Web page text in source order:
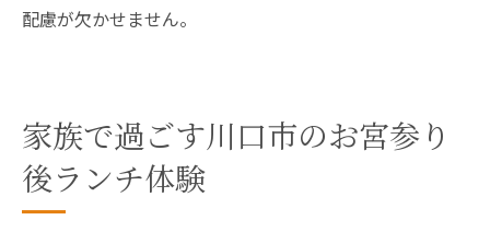
配慮が欠かせません。
家族で過ごす川口市のお宮参り
後ランチ体験